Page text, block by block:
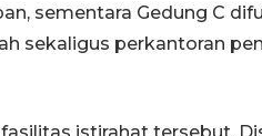
sementara Gedung C
sekaligus perkantoran
istirahat tersebut,
Pelanggan Filaha
sampai 8 tahan?